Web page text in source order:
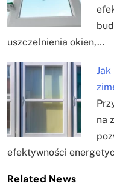
uszczelnienia okien,…
na
efektywności
Related News